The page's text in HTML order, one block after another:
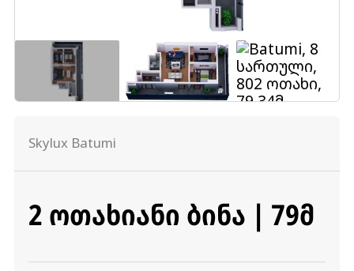
Skylux Batumi
2 ᲝᲗᲐᲮᲘᲐᲜᲘ ᲑᲘᲜᲐ | 79Მ